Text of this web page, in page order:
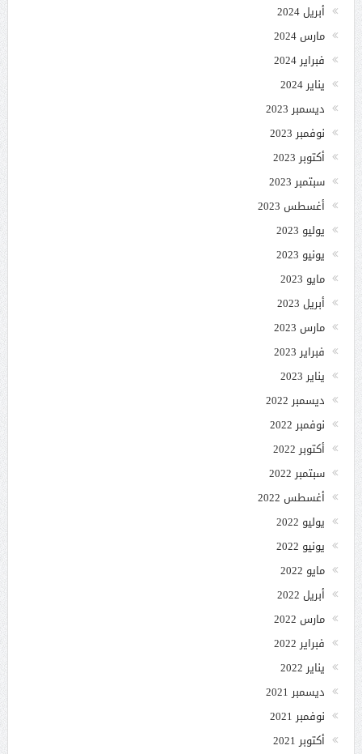
أبريل 2024
مارس 2024
فبراير 2024
يناير 2024
ديسمبر 2023
نوفمبر 2023
أكتوبر 2023
سبتمبر 2023
أغسطس 2023
يوليو 2023
يونيو 2023
مايو 2023
أبريل 2023
مارس 2023
فبراير 2023
يناير 2023
ديسمبر 2022
نوفمبر 2022
أكتوبر 2022
سبتمبر 2022
أغسطس 2022
يوليو 2022
يونيو 2022
مايو 2022
أبريل 2022
مارس 2022
فبراير 2022
يناير 2022
ديسمبر 2021
نوفمبر 2021
أكتوبر 2021